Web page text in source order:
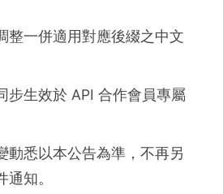
整一併適用對應後綴之中文
步生效於 API 合作會員專屬
動悉以本公告為準，不再另
知。